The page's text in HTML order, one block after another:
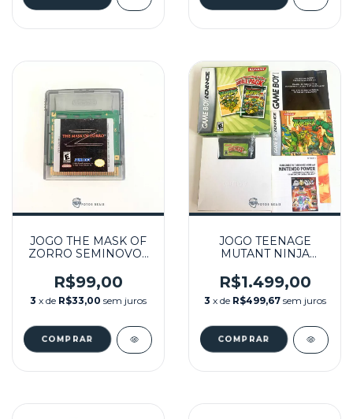
JOGO THE MASK OF
ZORRO SEMINOVO -
R$99,00
3 x de R$33,00 sem juros
JOGO TEENAGE
MUTANT NINJA
PACK NA CAIXA
SEMINOVO - GBA
R$1.499,00
3 x de R$499,67 sem juros